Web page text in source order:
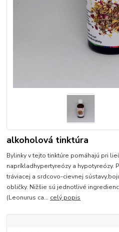
alkoholová tinktúra
Bylinky v tejto tinktúre pomáhajú pri
napríkladhypertyreózy a hypotyreózy.
tráviacej a srdcovo-cievnej
obličky. Nižšie sú jednotlivé
(Leonurus ca... celý popis